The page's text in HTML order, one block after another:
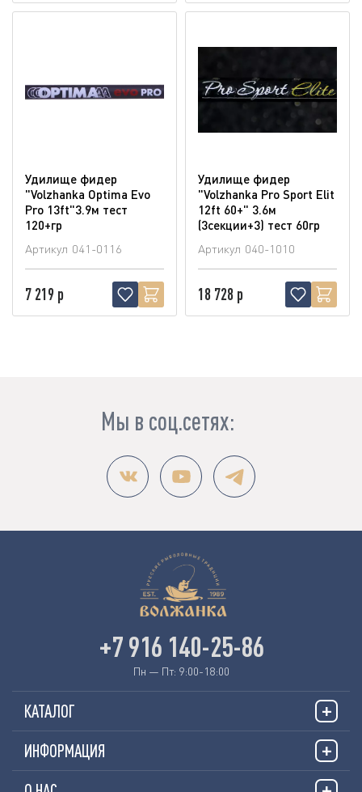
Удилище фидер
"Volzhanka Optima Evo
Pro 13ft"3.9м тест
120+гр
Артикул 041-0116
7 219 р
Удилище фидер
"Volzhanka Pro Sport Elit
12ft 60+" 3.6м
(3секции+3) тест 60гр
Артикул 040-1010
18 728 р
Мы в соц.сетях:
КАТАЛОГ
ИНФОРМАЦИЯ
+7 916 140-25-86
Пн — Пт: 9:00-18:00